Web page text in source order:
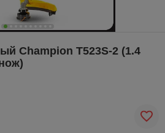
Champion T523S-2 (1.4